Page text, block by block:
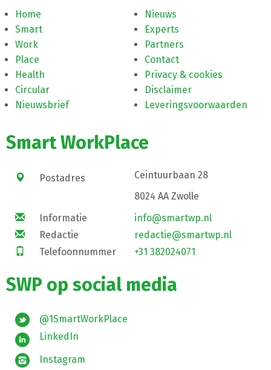
Home
Smart
Work
Place
Health
Circular
Nieuwsbrief
Nieuws
Experts
Partners
Contact
Privacy & cookies
Disclaimer
Leveringsvoorwaarden
Smart WorkPlace
Postadres
Ceintuurbaan 28
8024 AA Zwolle
Informatie
info@smartwp.nl
Redactie
redactie@smartwp.nl
Telefoonnummer
+31 382024071
SWP op social media
@1SmartWorkPlace
LinkedIn
Instagram